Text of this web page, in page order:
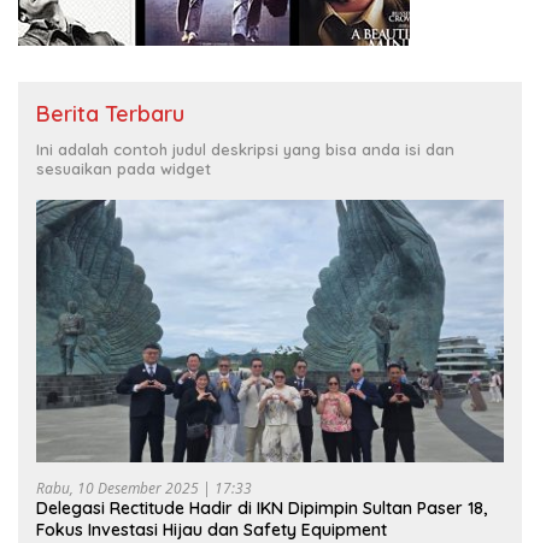
Berita Terbaru
Ini adalah contoh judul deskripsi yang bisa anda isi dan
sesuaikan pada widget
Rabu, 10 Desember 2025 | 17:33
Delegasi Rectitude Hadir di IKN Dipimpin Sultan Paser 18,
Fokus Investasi Hijau dan Safety Equipment